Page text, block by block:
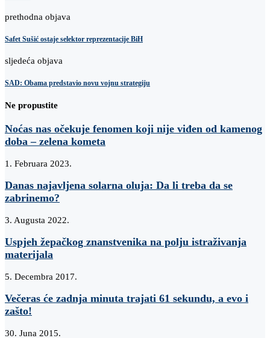
prethodna objava
Safet Sušić ostaje selektor reprezentacije BiH
sljedeća objava
SAD: Obama predstavio novu vojnu strategiju
Ne propustite
Noćas nas očekuje fenomen koji nije viđen od kamenog
doba – zelena kometa
1. Februara 2023.
Danas najavljena solarna oluja: Da li treba da se
zabrinemo?
3. Augusta 2022.
Uspjeh žepačkog znanstvenika na polju istraživanja
materijala
5. Decembra 2017.
Večeras će zadnja minuta trajati 61 sekundu, a evo i
zašto!
30. Juna 2015.